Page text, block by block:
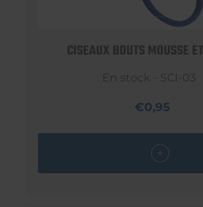
CISEAUX BOUTS MOUSSE
En stock - SCI-03
€0,95